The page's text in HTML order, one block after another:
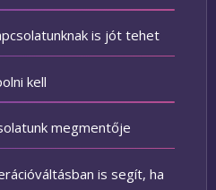
is jót tehet
kell
megmentője
is segít, ha